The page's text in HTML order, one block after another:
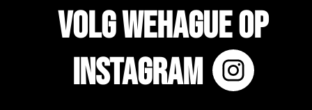
Volg WeHague op
Instagram